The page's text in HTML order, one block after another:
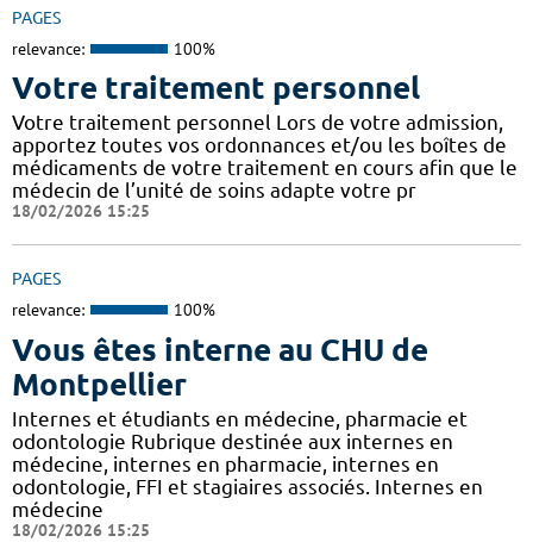
PAGES
relevance: 100%
Votre traitement personnel
Votre traitement personnel Lors de votre admission,
apportez toutes vos ordonnances et/ou les boîtes de
médicaments de votre traitement en cours afin que le
médecin de l’unité de soins adapte votre pr
18/02/2026 15:25
PAGES
relevance: 100%
Vous êtes interne au CHU de
Montpellier
Internes et étudiants en médecine, pharmacie et
odontologie Rubrique destinée aux internes en
médecine, internes en pharmacie, internes en
odontologie, FFI et stagiaires associés. Internes en
médecine
18/02/2026 15:25